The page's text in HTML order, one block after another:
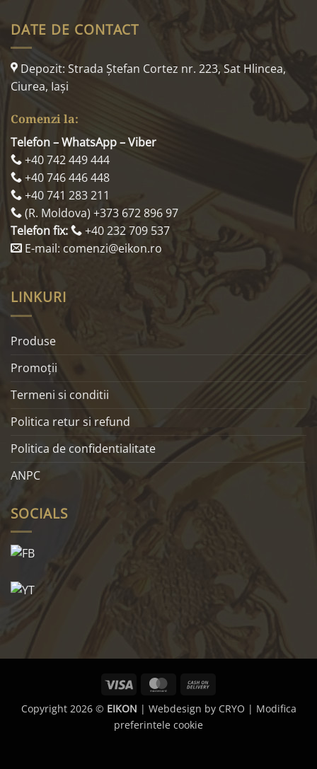
DATE DE CONTACT
Depozit: Strada Ştefan Cortez nr. 223, Sat Hlincea,
Ciurea, Iaşi
Comenzi la:
Telefon – WhatsApp – Viber
+40 742 449 444
+40 746 446 448
+40 741 283 211
(R. Moldova) +373 672 896 97
Telefon fix:
+40 232 709 537
E-mail: comenzi@eikon.ro
LINKURI
Produse
Promoţii
Termeni si conditii
Politica retur si refund
Politica de confidentialitate
ANPC
SOCIALS
Visa MasterCard
Delivery
Copyright 2026 © EIKON | Webdesign by CRYO | Modifica
preferintele cookie